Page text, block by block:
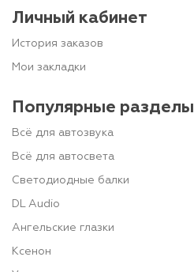
Личный кабинет
История заказов
Мои закладки
Популярные разделы
Всё для автозвука
Всё для автосвета
Светодиодные балки
DL Audio
Ангельские глазки
Ксенон